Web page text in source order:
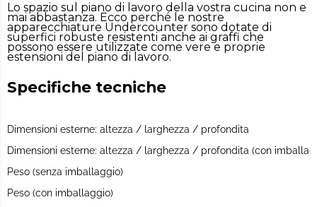
Lo spazio sul piano di lavoro della vostra cucina non e
mai abbastanza. Ecco perché le nostre
apparecchiature Undercounter sono dotate di
superfici robuste resistenti anche ai graffi che
possono essere utilizzate come vere e proprie
estensioni del piano di lavoro.
Specifiche tecniche
Dimensioni esterne: altezza / larghezza / profondita
Dimensioni esterne: altezza / larghezza / profondita (con
Peso (senza imballaggio)
Peso (con imballaggio)